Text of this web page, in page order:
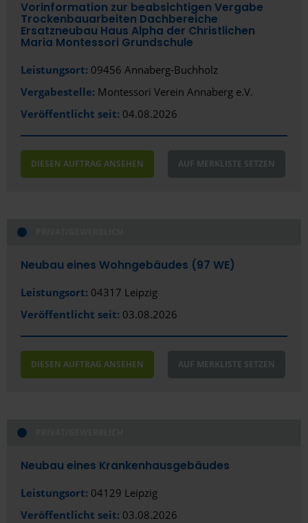
Vorinformation zur beabsichtigen Vergabe
Trockenbauarbeiten Dachbereiche
Ersatzneubau Haus Alpha der Christlichen
Maria Montessori Grundschule
Leistungsort: 09456 Annaberg-Buchholz
Vergabestelle: Montessori Verein Annaberg e.V.
Veröffentlicht seit: 04.08.2026
DIESEN AUFTRAG ANSEHEN AUF MERKLISTE SETZEN
Neubau eines Wohngebäudes (97 WE)
Leistungsort: 04317 Leipzig
Veröffentlicht seit: 03.08.2026
DIESEN AUFTRAG ANSEHEN AUF MERKLISTE SETZEN
Neubau eines Krankenhausgebäudes
Leistungsort: 04129 Leipzig
Veröffentlicht seit: 03.08.2026